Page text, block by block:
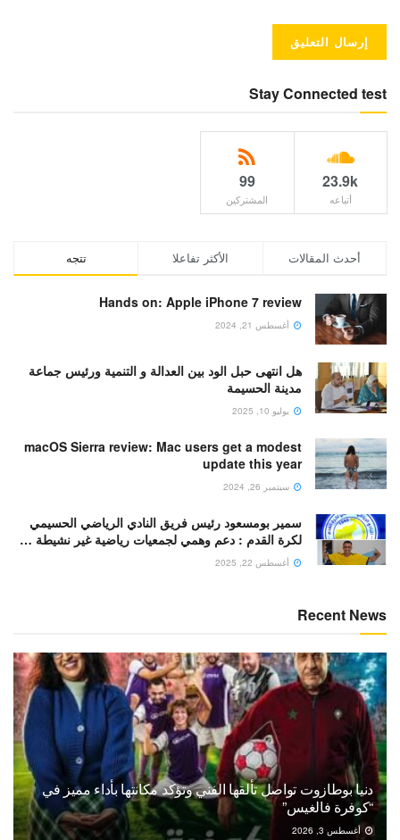
Stay Connected test
23.9k
أتباعه
99
المشتركين
تتجه الأكثر تفاعلا أحدث المقالات
Hands on: Apple iPhone 7 review
أغسطس 21, 2024
هل انتهى حبل الود بين العدالة و التنمية ورئيس جماعة
مدينة الحسيمة
يوليو 10, 2025
macOS Sierra review: Mac users get a modest
update this year
سبتمبر 26, 2024
سمير بومسعود رئيس فريق النادي الرياضي الحسيمي
لكرة القدم : دعم وهمي لجمعيات رياضية غير نشيطة …
أغسطس 22, 2025
Recent News
دنيا بوطازوت تواصل تألقها الفني وتؤكد مكانتها بأداء مميز في
“كوفرة فالغيس”
أغسطس 3, 2026